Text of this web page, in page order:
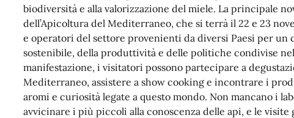
biodiversità e alla valorizzazione del miele. La principale
dell’Apicoltura del Mediterraneo, che si terrà il 22 e 23
e operatori del settore provenienti da diversi Paesi per un
sostenibile, della produttività e delle politiche condivise
manifestazione, i visitatori possono partecipare a
Mediterraneo, assistere a show cooking e incontrare i
aromi e curiosità legate a questo mondo. Non mancano i
avvicinare i più piccoli alla conoscenza delle api, e le visite